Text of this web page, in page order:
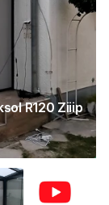
R120 Ziiip